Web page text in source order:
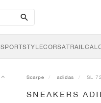
search-
btn
SPORTSTYLECORSATRAIL
Scarpe adidas SL 72
SNEAKERS